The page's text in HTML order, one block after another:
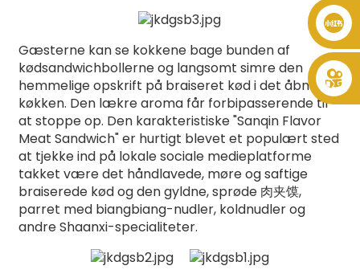
Gæsterne kan se kokkene bage bunden af ​​
kødsandwichbollerne og langsomt simre den
hemmelige opskrift på braiseret kød i det åbne
køkken. Den lækre aroma får forbipasserende til
at stoppe op. Den karakteristiske "Sanqin Flavor
Meat Sandwich" er hurtigt blevet et populært sted
at tjekke ind på lokale sociale medieplatforme
takket være det håndlavede, møre og saftige
braiserede kød og den gyldne, sprøde 肉夹馍,
parret med biangbiang-nudler, koldnudler og
andre Shaanxi-specialiteter.